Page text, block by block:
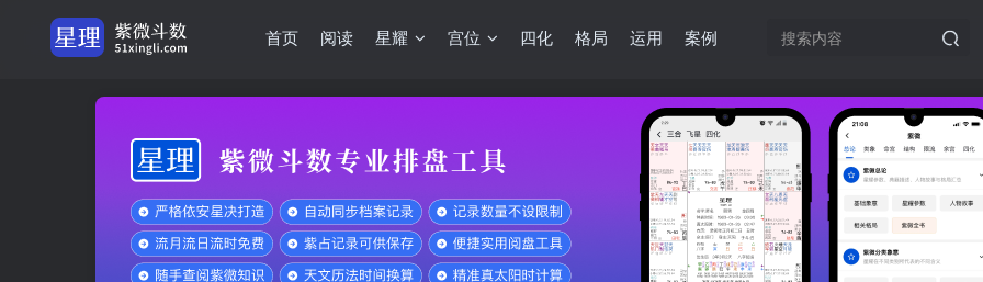
首页 阅读 星耀 宫位 四化 格局 运用 案例